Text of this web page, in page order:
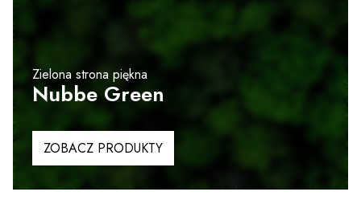
Zielona strona piękna
Nubbe Green
ZOBACZ PRODUKTY